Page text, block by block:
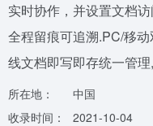
实时协作，并设置文档
全程留痕可追溯.PC/移
线文档即写即存统一管理
所在地：
中国
收录时间：
2021-10-04